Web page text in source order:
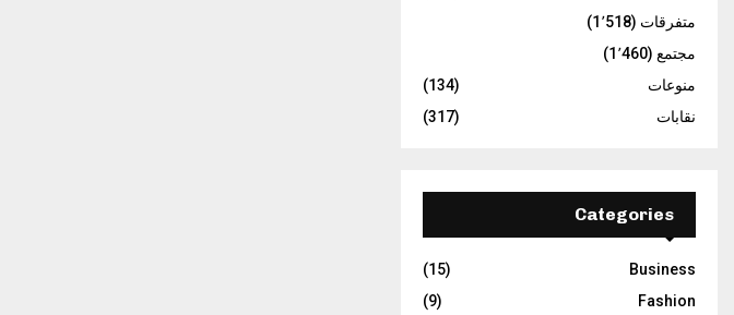
متفرقات (1٬518)
مجتمع (1٬460)
منوعات
(134)
نقابات
(317)
Categories
Business
(15)
Fashion
(9)